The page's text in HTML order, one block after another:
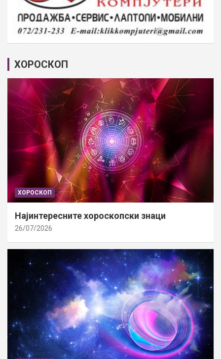
ХОРОСКОП
ХОРОСКОП
Најинтересните хороскопски знаци
26/07/2026